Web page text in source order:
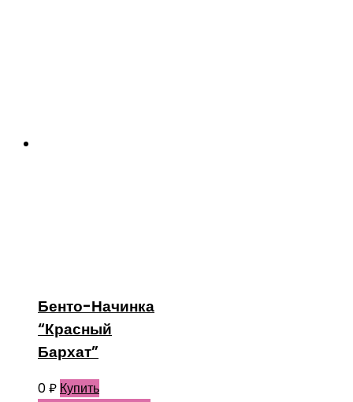
Бенто-Начинка
“Красный
Бархат”
0₽ Купить